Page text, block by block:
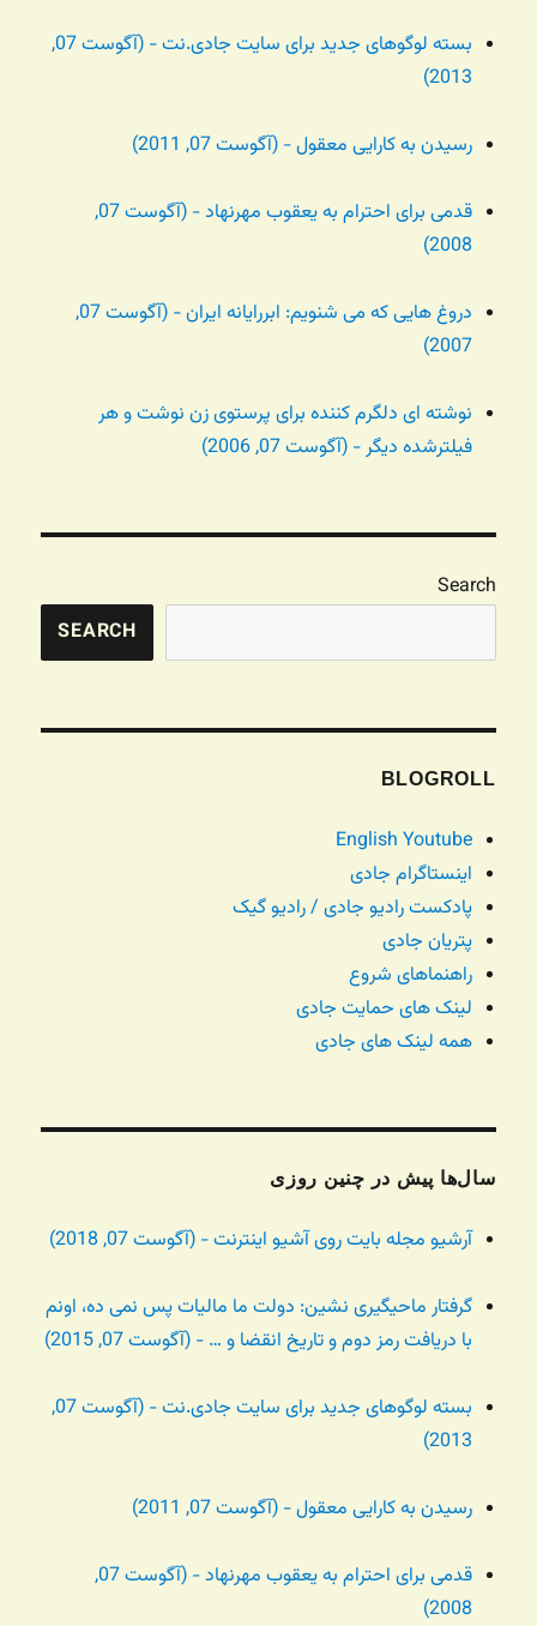
بسته لوگوهای جدید برای سایت جادی.نت - (آگوست 07,
2013)
رسیدن به کارایی معقول - (آگوست 07, 2011)
قدمی برای احترام به یعقوب مهرنهاد - (آگوست 07,
2008)
دروغ هایی که می شنویم: ابررایانه ایران - (آگوست 07,
2007)
نوشته ای دلگرم کننده برای پرستوی زن نوشت و هر
فیلترشده دیگر - (آگوست 07, 2006)
Search
SEARCH
BLOGROLL
English Youtube
اینستاگرام جادی
پادکست رادیو جادی / رادیو گیک
پتریان جادی
راهنماهای شروع
لینک های حمایت جادی
همه لینک های جادی
سال‌ها پیش در چنین روزی
آرشیو مجله بایت روی آشیو اینترنت - (آگوست 07, 2018)
گرفتار ماحیگیری نشین: دولت ما مالیات پس نمی ده، اونم
با دریافت رمز دوم و تاریخ انقضا و … - (آگوست 07, 2015)
بسته لوگوهای جدید برای سایت جادی.نت - (آگوست 07,
2013)
رسیدن به کارایی معقول - (آگوست 07, 2011)
قدمی برای احترام به یعقوب مهرنهاد - (آگوست 07,
2008)